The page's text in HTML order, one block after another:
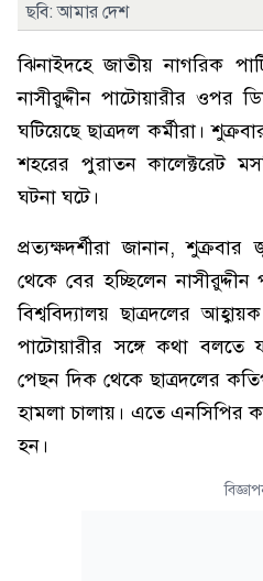
ছবি: আমার দেশ
ঝিনাইদহে জাতীয় নাগরিক
নাসীরুদ্দীন পাটোয়ারীর ওপর
ঘটি‌য়ে‌ছে ছাত্রদল কর্মীরা।
শহ‌রের পুরাতন কালেক্টরেট
ঘটনা ঘটে।
প্রত্যক্ষদর্শীরা জানান,
থেকে বের হচ্ছিলেন
বিশ্ববিদ্যালয় ছাত্রদলের
পাটোয়ারীর সঙ্গে কথা বলতে
পেছন দিক থে‌কে ছাত্রদ‌লের
হামলা চালায়। এতে এনসিপির
হন।